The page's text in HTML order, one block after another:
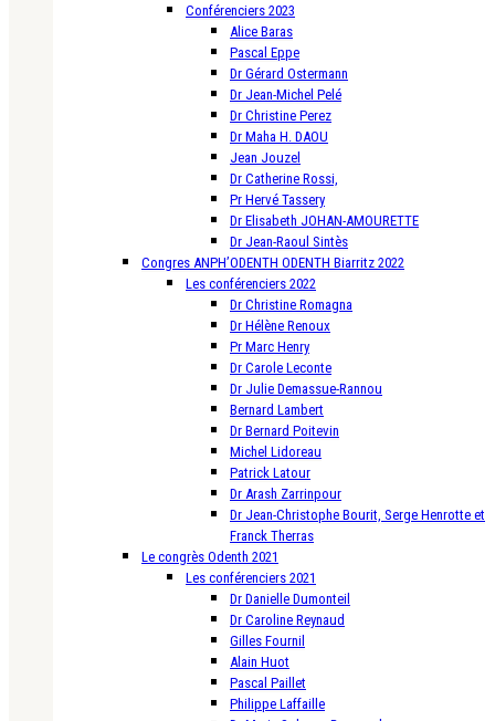
Conférenciers 2023
Alice Baras
Pascal Eppe
Dr Gérard Ostermann
Dr Jean-Michel Pelé
Dr Christine Perez
Dr Maha H. DAOU
Jean Jouzel
Dr Catherine Rossi,
Pr Hervé Tassery
Dr Elisabeth JOHAN-AMOURETTE
Dr Jean-Raoul Sintès
Congres ANPH’ODENTH ODENTH Biarritz 2022
Les conférenciers 2022
Dr Christine Romagna
Dr Hélène Renoux
Pr Marc Henry
Dr Carole Leconte
Dr Julie Demassue-Rannou
Bernard Lambert
Dr Bernard Poitevin
Michel Lidoreau
Patrick Latour
Dr Arash Zarrinpour
Dr Jean-Christophe Bourit, Serge Henrotte et
Franck Therras
Le congrès Odenth 2021
Les conférenciers 2021
Dr Danielle Dumonteil
Dr Caroline Reynaud
Gilles Fournil
Alain Huot
Pascal Paillet
Philippe Laffaille